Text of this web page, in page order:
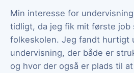
Min interesse for
tidligt, da jeg fik mit første
folkeskolen. Jeg fandt hurtigt
undervisning, der både er
og hvor der også er plads til